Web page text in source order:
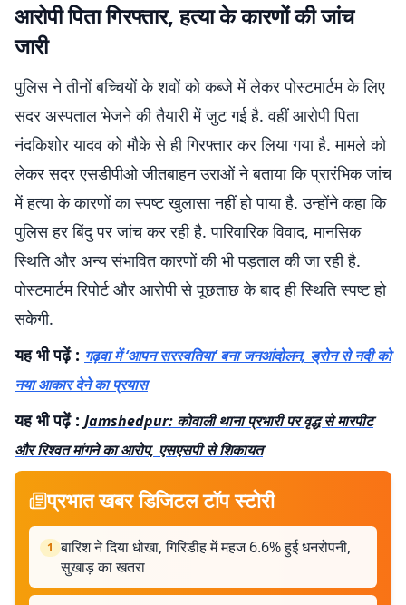
आरोपी पिता गिरफ्तार, हत्या के कारणों की जांच
जारी
पुलिस ने तीनों बच्चियों के शवों को कब्जे में लेकर पोस्टमार्टम के लिए
सदर अस्पताल भेजने की तैयारी में जुट गई है. वहीं आरोपी पिता
नंदकिशोर यादव को मौके से ही गिरफ्तार कर लिया गया है. मामले को
लेकर सदर एसडीपीओ जीतबाहन उराओं ने बताया कि प्रारंभिक जांच
में हत्या के कारणों का स्पष्ट खुलासा नहीं हो पाया है. उन्होंने कहा कि
पुलिस हर बिंदु पर जांच कर रही है. पारिवारिक विवाद, मानसिक
स्थिति और अन्य संभावित कारणों की भी पड़ताल की जा रही है.
पोस्टमार्टम रिपोर्ट और आरोपी से पूछताछ के बाद ही स्थिति स्पष्ट हो
सकेगी.
यह भी पढ़ें : गढ़वा में ‘आपन सरस्वतिया’ बना जनआंदोलन, ड्रोन से नदी को
नया आकार देने का प्रयास
यह भी पढ़ें : Jamshedpur: कोवाली थाना प्रभारी पर वृद्ध से मारपीट
और रिश्वत मांगने का आरोप, एसएसपी से शिकायत
प्रभात खबर डिजिटल टॉप स्टोरी
1 बारिश ने दिया धोखा, गिरिडीह में महज 6.6% हुई धनरोपनी,
सुखाड़ का खतरा